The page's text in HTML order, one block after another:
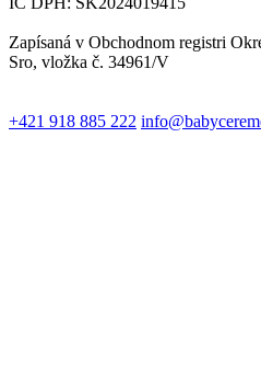
Zapísaná v Obchodnom registri
Sro, vložka č. 34961/V
+421 918 885 222